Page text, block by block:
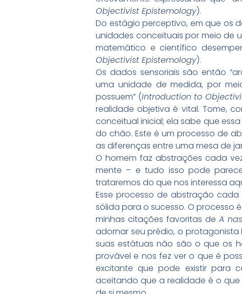
Objectivist Epistemology).
Do estágio perceptivo, em que os
unidades conceituais por meio de
matemático e científico
Objectivist Epistemology).
Os dados sensoriais são então
uma unidade de medida, por
possuem” (Introduction to
realidade objetiva é vital. Tome,
conceitual inicial; ela sabe que
do chão. Este é um processo de
as diferenças entre uma mesa de
O homem faz abstrações cada
mente – e tudo isso pode
trataremos do que nos interessa
Esse processo de abstração
sólida para o sucesso. O processo
minhas citações favoritas deA
adornar seu prédio, o protagonista
suas estátuas não são o que os
provável e nos fez ver o que é
excitante que pode existir para
aceitando que a realidade é o que